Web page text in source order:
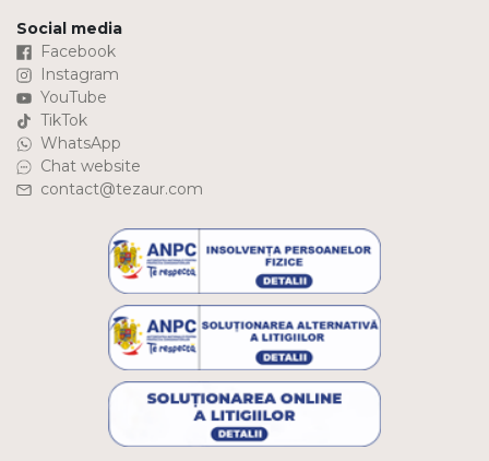
Social media
Facebook
Instagram
YouTube
TikTok
WhatsApp
Chat website
contact@tezaur.com